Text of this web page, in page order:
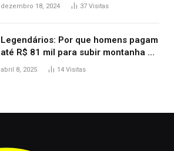
dezembro 18, 2024 37 Visitas
Legendários: Por que homens pagam
até R$ 81 mil para subir montanha e
melhorar casamento?
abril 8, 2025 14 Visitas